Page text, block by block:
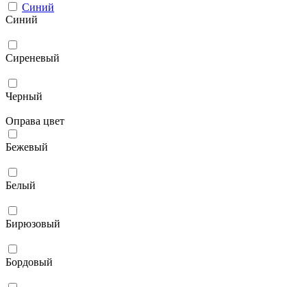
Синий
Синий
Сиреневый
Черный
Оправа цвет
Бежевый
Белый
Бирюзовый
Бордовый